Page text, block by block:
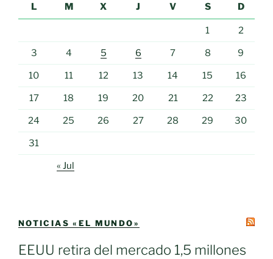
L
M X J V S D
1 2
3 4 5 6 7 8 9
10 11 12 13 14 15 16
17 18 19 20 21 22 23
24 25 26 27 28 29 30
31
« Jul
NOTICIAS «EL MUNDO»
EEUU retira del mercado 1,5 millones